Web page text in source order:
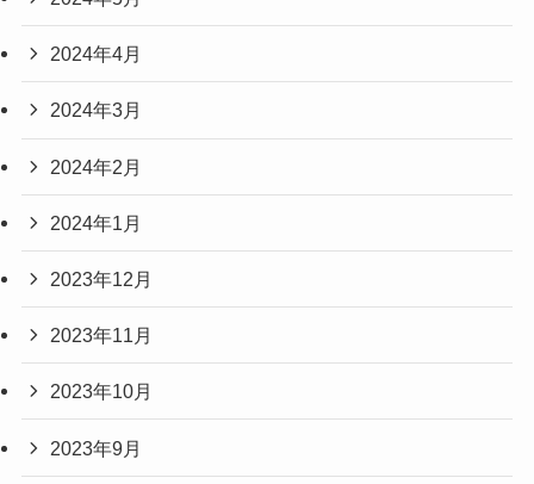
2024年4月
2024年3月
2024年2月
2024年1月
2023年12月
2023年11月
2023年10月
2023年9月